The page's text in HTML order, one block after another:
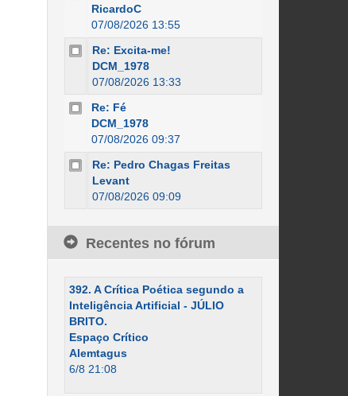
RicardoC
07/08/2026 13:55
Re: Excita-me!
DCM_1978
07/08/2026 13:33
Re: Fé
DCM_1978
07/08/2026 09:37
Re: Pedro Chagas Freitas
Levant
07/08/2026 09:09
Recentes no fórum
392. A Crítica Poética segundo a
Inteligência Artificial - JÚLIO
BRITO.
Espaço Crítico
Alemtagus
6/8 21:08